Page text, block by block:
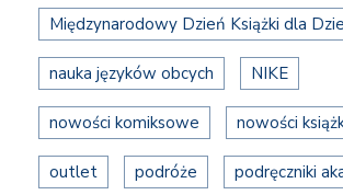
Międzynarodowy Dzień Książki dla
nauka języków obcych NIKE
nowości komiksowe nowości
outlet podróże podręczniki